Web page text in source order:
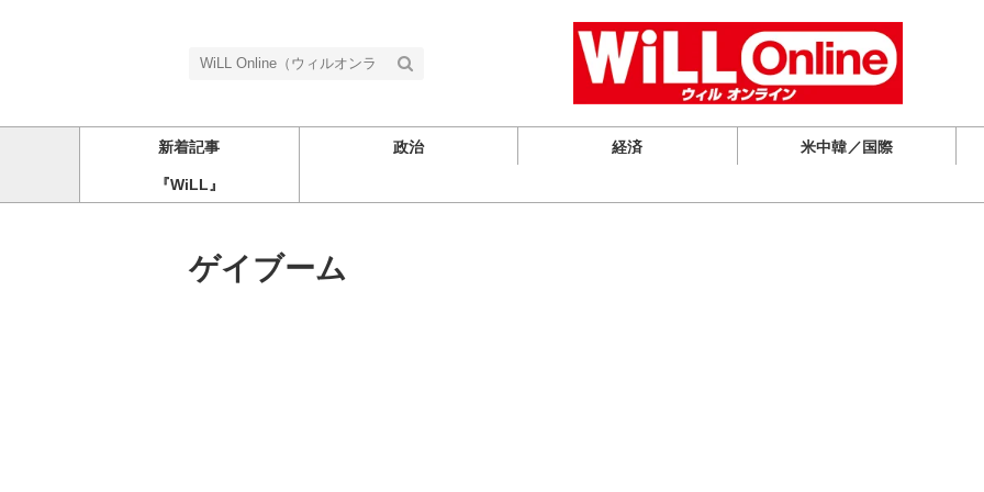
新着記事 政治 経済 米中韓／国際
『WiLL』
ゲイブーム